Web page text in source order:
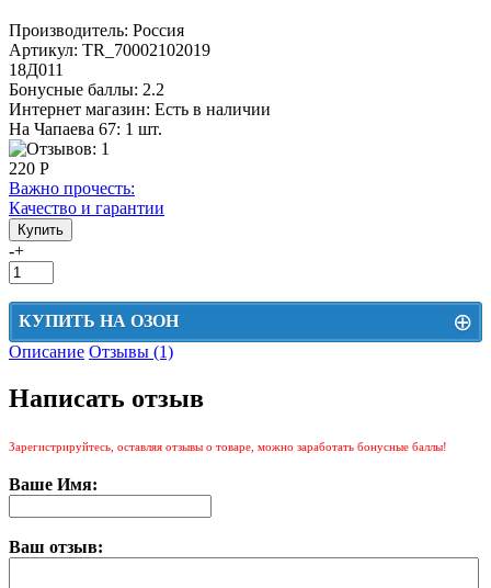
Производитель: Россия
Артикул: TR_70002102019
18Д011
Бонусные баллы: 2.2
Интернет магазин: Есть в наличии
На Чапаева 67: 1 шт.
220 Р
Важно прочесть:
Качество и гарантии
-+
КУПИТЬ НА ОЗОН ⊕
Цена на Озон включает доставку, упаковку и комиссии маркетплейса
Этот товар можно приобрести на Озон. Для перехода в маркетплейс
КУПИТЬ НА ОЗОН
Описание Отзывы (1)
Написать отзыв
Зарегистрируйтесь, оставляя отзывы о товаре, можно заработать бонусные баллы!
Ваше Имя:
Ваш отзыв: